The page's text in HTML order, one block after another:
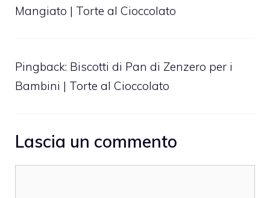
Mangiato | Torte al Cioccolato
Pingback: Biscotti di Pan di Zenzero per i
Bambini | Torte al Cioccolato
Lascia un commento